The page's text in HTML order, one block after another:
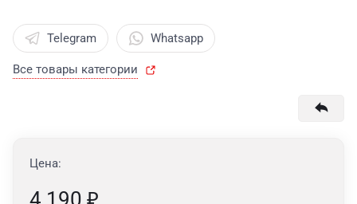
Telegram Whatsapp
Все товары категории
Цена: